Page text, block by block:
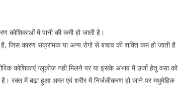
कोशिकाओं में पानी की कमी हो जाती है।
है, जिस कारण संक्रामक या अन्य रोगो से बचाव की शक्ति कम हो जाती है
कोशिकाएं ग्लूकोज नहीं मिलने पर या इसके अभाव में उर्जा हेतु वसा को
रक्त में बढ़ा हुआ अम्ल एवं शरीर में निर्जलीकरण हो जाने पर मधुमेहिक